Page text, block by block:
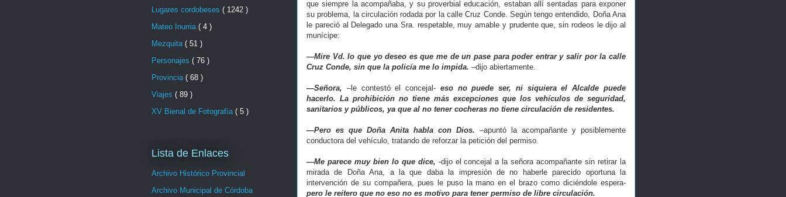
que siempre la acompañaba, y su proverbial educación, estaban allí sentadas para exponer
su problema, la circulación rodada por la calle Cruz Conde. Según tengo entendido, Doña Ana
le pareció al Delegado una Sra. respetable, muy amable y prudente que, sin rodeos le dijo al
munícipe:
—Mire Vd. lo que yo deseo es que me de un pase para poder entrar y salir por la calle
Cruz Conde, sin que la policía me lo impida. –dijo abiertamente.
—Señora, –le contestó el concejal- eso no puede ser, ni siquiera el Alcalde puede
hacerlo. La prohibición no tiene más excepciones que los vehículos de seguridad,
sanitarios y públicos, ya que al no tener cocheras no tiene circulación de residentes.
—Pero es que Doña Anita habla con Dios. –apuntó la acompañante y posiblemente
conductora del vehículo, tratando de reforzar la petición del permiso.
—Me parece muy bien lo que dice, -dijo el concejal a la señora acompañante sin retirar la
mirada de Doña Ana, a la que daba la impresión de no haberle parecido oportuna la
intervención de su compañera, pues le puso la mano en el brazo como diciéndole espera-
pero le reitero que no eso no es motivo para tener permiso de libre circulación.
Lugares cordobeses ( 1242 )
Mateo Inurria ( 4 )
Mezquita ( 51 )
Personajes ( 76 )
Provincia ( 68 )
Viajes ( 89 )
XV Bienal de Fotografía ( 5 )
Lista de Enlaces
Archivo Histórico Provincial
Archivo Municipal de Córdoba